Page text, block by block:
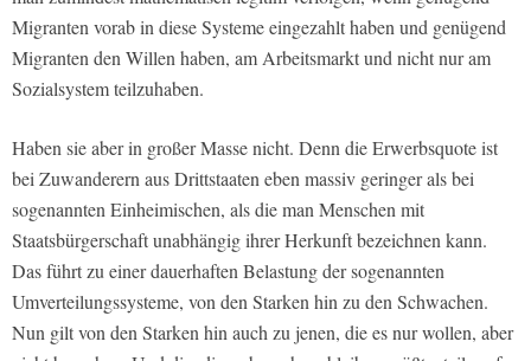
Migranten vorab in diese Systeme eingezahlt haben und genügend
Migranten den Willen haben, am Arbeitsmarkt und nicht nur am
Sozialsystem teilzuhaben.
Haben sie aber in großer Masse nicht. Denn die Erwerbsquote ist
bei Zuwanderern aus Drittstaaten eben massiv geringer als bei
sogenannten Einheimischen, als die man Menschen mit
Staatsbürgerschaft unabhängig ihrer Herkunft bezeichnen kann.
Das führt zu einer dauerhaften Belastung der sogenannten
Umverteilungssysteme, von den Starken hin zu den Schwachen.
Nun gilt von den Starken hin auch zu jenen, die es nur wollen, aber